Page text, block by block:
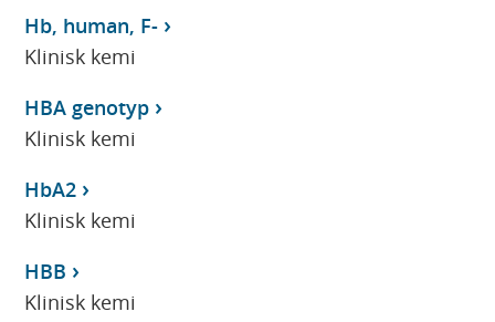
Hb, human, F-
Klinisk kemi
HBA genotyp
Klinisk kemi
HbA2
Klinisk kemi
HBB
Klinisk kemi